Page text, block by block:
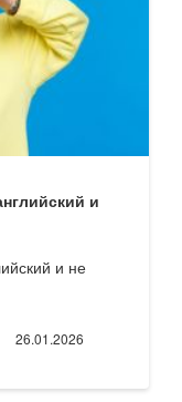
и
и не
26.01.2026